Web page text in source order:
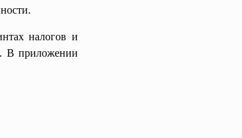
налогов и
В приложении